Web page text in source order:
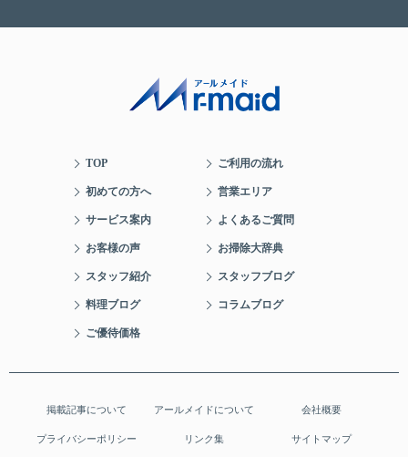
TOP ご利用の流れ
初めての方へ 営業エリア
サービス案内 よくあるご質問
お客様の声 お掃除大辞典
スタッフ紹介 スタッフブログ
料理ブログ コラムブログ
ご優待価格
掲載記事について アールメイドについて 会社概要
プライバシーポリシー リンク集 サイトマップ